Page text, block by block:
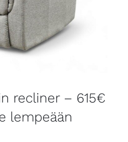
recliner – 615€
lempeään